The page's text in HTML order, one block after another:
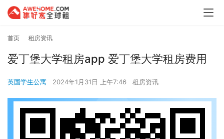
首页 租房资讯
爱丁堡大学租房app 爱丁堡大学租房费用
英国学生公寓 2024年1月31日 上午7:46 租房资讯